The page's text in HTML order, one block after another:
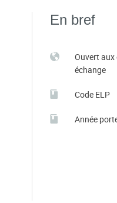
En bref
Ouvert
échange
Code ELP
Année